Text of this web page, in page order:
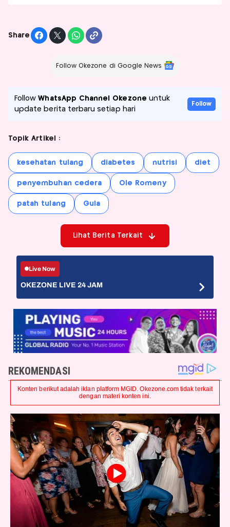
Share
Follow Okezone di Google News
FollowWhatsApp Channel Okezone untuk
update berita terbaru setiap hari
Follow
Topik Artikel :
kesehatan tulang diabetes nutrisi diet
penyembuhan cedera Ole Romeny
patah tulang Gula
Lihat Berita Terkait
Live Now
OKEZONE LIVE 24 JAM